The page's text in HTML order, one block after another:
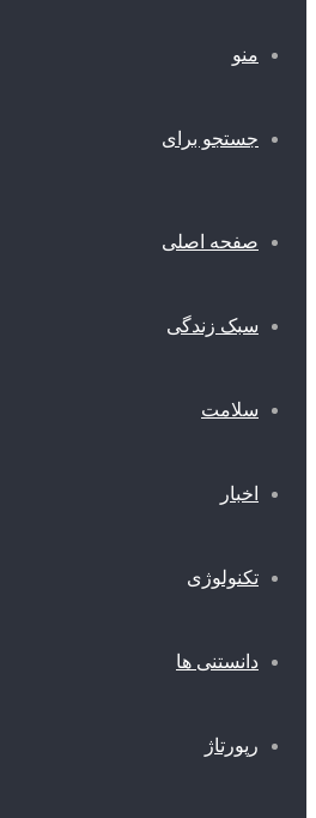
منو
جستجو برای
صفحه اصلی
سبک زندگی
سلامت
اخبار
تکنولوژی
دانستنی ها
رپورتاژ